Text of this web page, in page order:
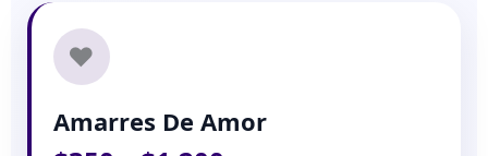
❤️
Amarres De Amor